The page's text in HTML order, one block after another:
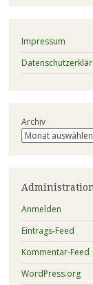
Impressum
Archiv
Anmelden
Eintrags-Feed
Kommentar-Feed
WordPress.org